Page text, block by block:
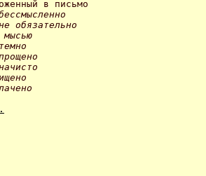
обязательно
мысью